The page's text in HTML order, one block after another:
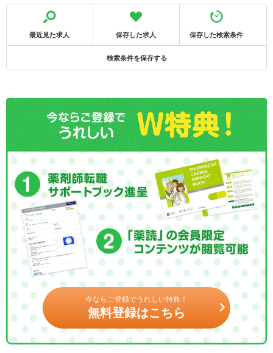
最近見た求人 保存した求人 保存した検索条件
検索条件を保存する
今ならご登録でうれしい特典！
無料登録はこちら